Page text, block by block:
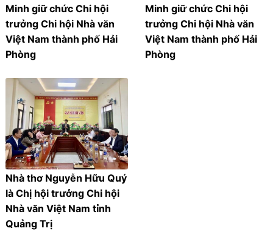
Minh giữ chức Chi hội
trưởng Chi hội Nhà văn
Việt Nam thành phố Hải
Phòng
Minh giữ chức Chi hội
trưởng Chi hội Nhà văn
Việt Nam thành phố Hải
Phòng
Nhà thơ Nguyễn Hữu Quý
là Chị hội trưởng Chi hội
Nhà văn Việt Nam tỉnh
Quảng Trị